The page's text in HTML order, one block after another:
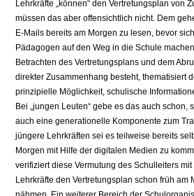
Lehrkräfte „können“ den Vertretungsplan von
müssen das aber offensichtlich nicht. Dem
E-Mails bereits am Morgen zu lesen, bevor
Pädagogen auf den Weg in die Schule
Betrachten des Vertretungsplans und dem
direkter Zusammenhang besteht, thematisiert
prinzipielle Möglichkeit, schulische
Bei „jungen Leuten“ gebe es das auch schon,
auch eine generationelle Komponente zum
jüngere Lehrkräften sei es teilweise bereits
Morgen mit Hilfe der digitalen Medien zu
verifiziert diese Vermutung des Schulleiters
Lehrkräfte den Vertretungsplan schon früh am